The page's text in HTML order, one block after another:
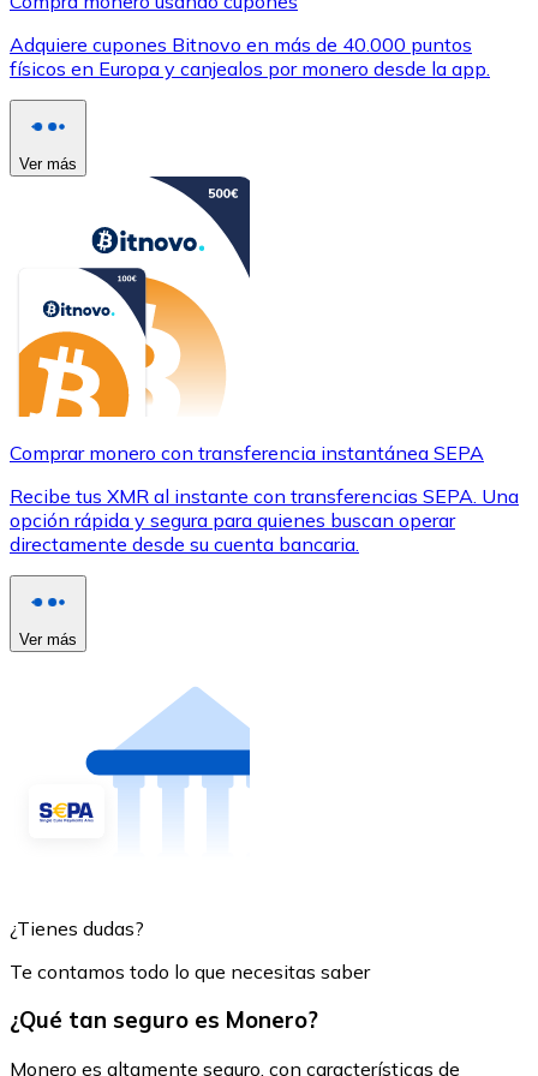
Adquiere cupones Bitnovo en más de 40.000 puntos
físicos en Europa y canjealos por monero desde la app.
Ver más
Comprar monero con transferencia instantánea SEPA
Recibe tus XMR al instante con transferencias SEPA. Una
opción rápida y segura para quienes buscan operar
directamente desde su cuenta bancaria.
Ver más
¿Tienes dudas?
Te contamos todo lo que necesitas saber
¿Qué tan seguro es Monero?
Monero es altamente seguro, con características de